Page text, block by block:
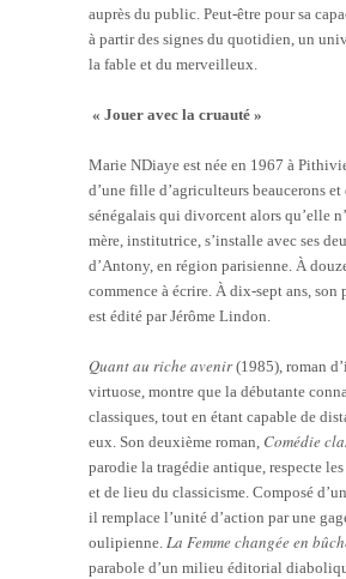
auprès du public. Peut-être pour sa
à partir des signes du quotidien, un
la fable et du merveilleux.
« Jouer avec la cruauté »
Marie NDiaye est née en 1967 à
d’une fille d’agriculteurs beaucerons et
sénégalais qui divorcent alors qu’elle
mère, institutrice, s’installe avec ses
d’Antony, en région parisienne. À
commence à écrire. À dix-sept ans, son
est édité par Jérôme Lindon.
Quant au riche avenir(1985), roman
virtuose, montre que la débutante
classiques, tout en étant capable de
eux. Son deuxième roman, Comédie
parodie la tragédie antique, respecte
et de lieu du classicisme. Composé
il remplace l’unité d’action par une
oulipienne. La Femme changée en
parabole d’un milieu éditorial